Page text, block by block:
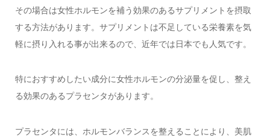
その場合は女性ホルモンを補う効果のあるサプリメントを摂取
する方法があります。サプリメントは不足している栄養素を気
軽に摂り入れる事が出来るので、近年では日本でも人気です。
特におすすめしたい成分に女性ホルモンの分泌量を促し、整え
る効果のあるプラセンタがあります。
プラセンタには、ホルモンバランスを整えることにより、美肌